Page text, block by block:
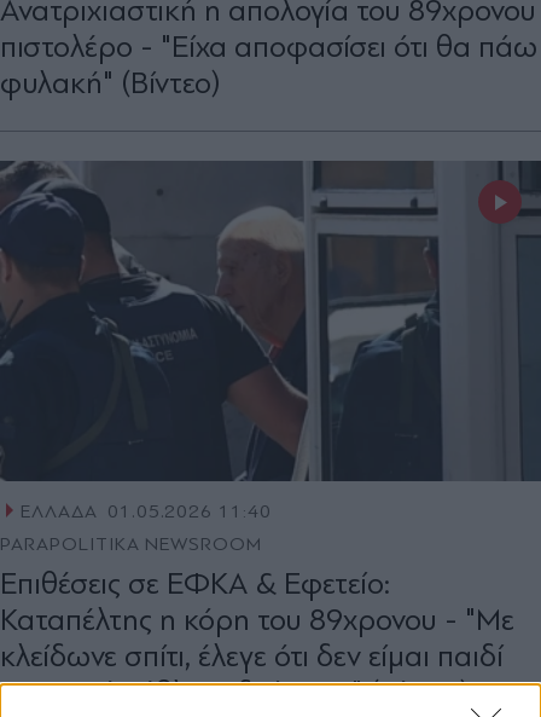
Ανατριχιαστική η απολογία του 89χρονου
πιστολέρο - "Είχα αποφασίσει ότι θα πάω
φυλακή" (Βίντεο)
ΕΛΛΑΔΑ 01.05.2026 11:40
PARAPOLITIKA NEWSROOM
Επιθέσεις σε ΕΦΚΑ & Εφετείο:
Καταπέλτης η κόρη του 89χρονου - "Με
κλείδωνε σπίτι, έλεγε ότι δεν είμαι παιδί
του και ότι έβλεπε δαίμονες" (Βίντεο)